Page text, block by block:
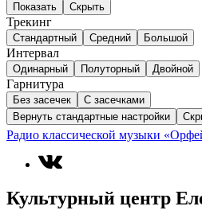
Показать Скрыть
Трекинг
Стандартный Средний Большой
Интервал
Одинарный Полуторный Двойной
Гарнитура
Без засечек
С засечками
Вернуть стандартные настройки
Радио классической музыки
Культурный центр